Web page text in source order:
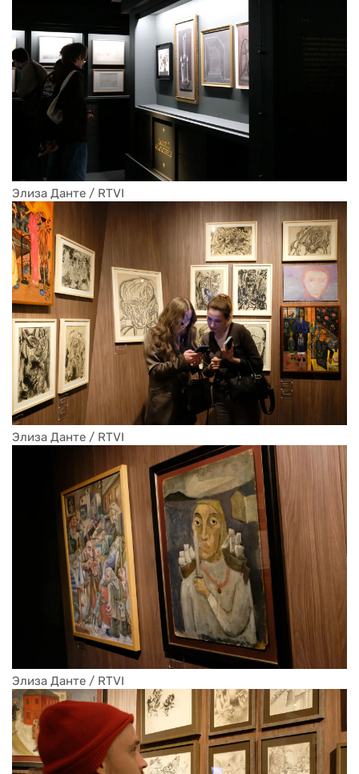
Элиза Данте / RTVI
Элиза Данте / RTVI
Элиза Данте / RTVI